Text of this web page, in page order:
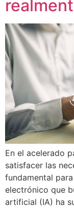
En el acelerado
satisfacer las
fundamental
electrónico que
artificial (IA) ha